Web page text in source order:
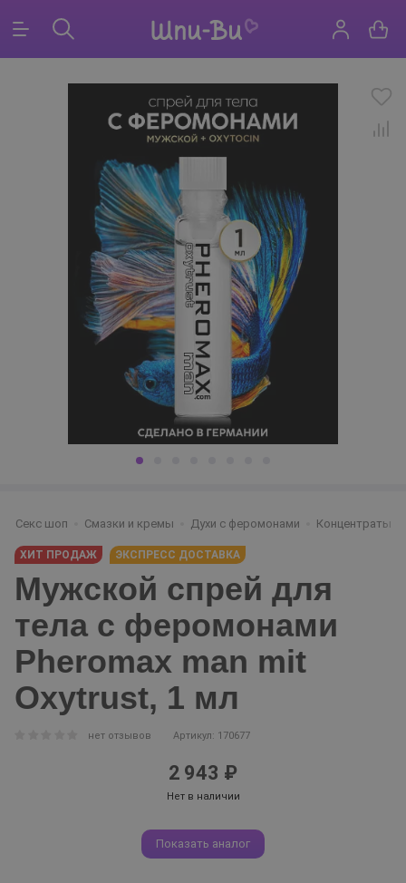
Секс шоп Смазки и кремы Духи с феромонами Концентраты
ХИТ ПРОДАЖ ЭКСПРЕСС ДОСТАВКА
Мужской спрей для
тела с феромонами
Pheromax man mit
Oxytrust, 1 мл
нет отзывов Артикул: 170677
2 943 ₽
Нет в наличии
Показать аналог